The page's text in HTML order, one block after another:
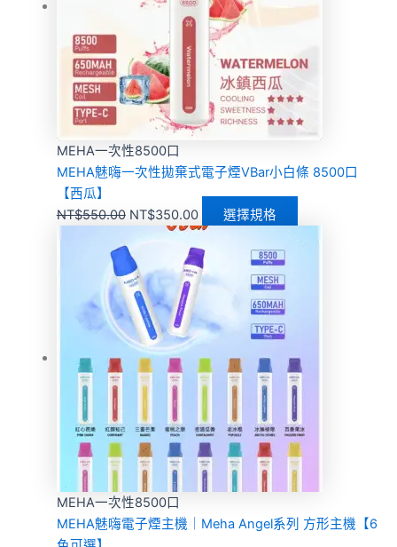
MEHA一次性8500口
MEHA魅嗨一次性拋棄式電子煙VBar小白條 8500口
【西瓜】
NT$550.00 NT$350.00 選擇規格
MEHA一次性8500口
MEHA魅嗨電子煙主機｜Meha Angel系列 方形主機【6